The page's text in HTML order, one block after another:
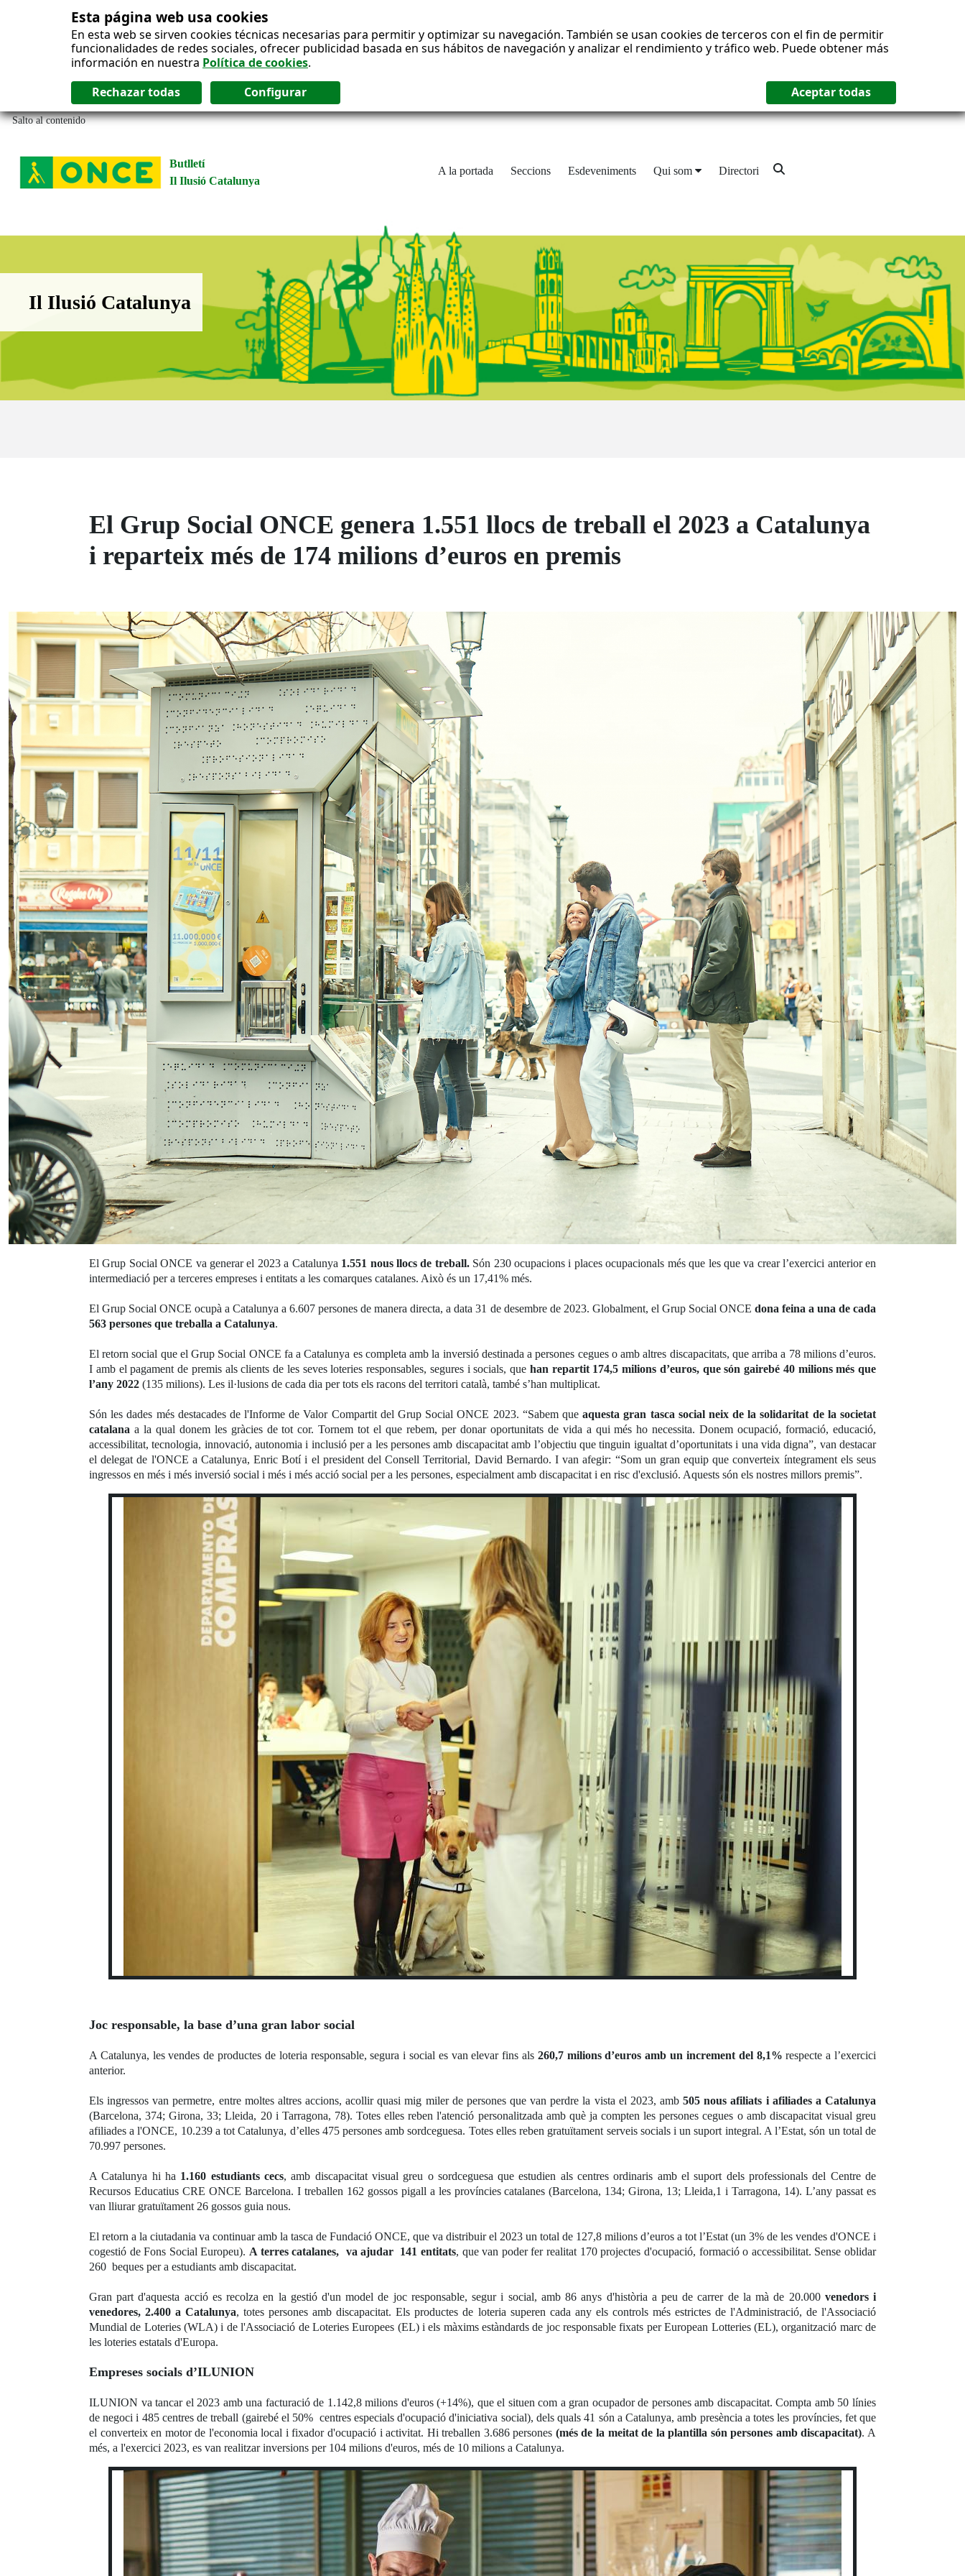
Esta página web usa cookies
En esta web se sirven cookies técnicas necesarias para permitir y optimizar su navegación. También se usan cookies de terceros con el fin de permitir
funcionalidades de redes sociales, ofrecer publicidad basada en sus hábitos de navegación y analizar el rendimiento y tráfico web. Puede obtener más
información en nuestra Política de cookies.
Salto al contenido
Butlletí
Il Ilusió Catalunya
A la portada Seccions Esdeveniments Qui som Directori
Boletín Il·lusió Catalunya
Il Ilusió Catalunya
El Grup Social ONCE genera 1.551 llocs de treball el 2023 a Catalunya
i reparteix més de 174 milions d’euros en premis
El Grup Social ONCE va generar el 2023 a Catalunya 1.551 nous llocs de treball.Són 230 ocupacions i places ocupacionals més que les que va crear l’exercici anterior en
intermediació per a terceres empreses i entitats a les comarques catalanes. Això és un 17,41% més.
El Grup Social ONCE ocupà a Catalunya a 6.607 persones de manera directa, a data 31 de desembre de 2023. Globalment, el Grup Social ONCE dona feina a una de cada
563 persones que treballa a Catalunya.
El retorn social que el Grup Social ONCE fa a Catalunya es completa amb la inversió destinada a persones cegues o amb altres discapacitats, que arriba a 78 milions d’euros.
I amb el pagament de premis als clients de les seves loteries responsables, segures i socials, que han repartit 174,5 milions d’euros, que són gairebé 40 milions més que
l’any 2022 (135 milions). Les il·lusions de cada dia per tots els racons del territori català, també s’han multiplicat.
Són les dades més destacades de l'Informe de Valor Compartit del Grup Social ONCE 2023. “Sabem queaquesta gran tasca social neix de la solidaritat de la societat
catalana a la qual donem les gràcies de tot cor. Tornem tot el que rebem, per donar oportunitats de vida a qui més ho necessita. Donem ocupació, formació, educació,
accessibilitat, tecnologia, innovació, autonomia i inclusió per a les persones amb discapacitat amb l’objectiu que tinguin igualtat d’oportunitats i una vida digna”, van destacar
el delegat de l'ONCE a Catalunya, Enric Botí i el president del Consell Territorial, David Bernardo. I van afegir: “Som un gran equip que converteix íntegrament els seus
ingressos en més i més inversió social i més i més acció social per a les persones, especialment amb discapacitat i en risc d'exclusió. Aquests són els nostres millors premis”.
Joc responsable, la base d’una gran labor social
A Catalunya, les vendes de productes de loteria responsable, segura i social es van elevar fins als 260,7 milions d’euros amb un increment del 8,1% respecte a l’exercici
anterior.
Els ingressos van permetre, entre moltes altres accions, acollir quasi mig miler de persones que van perdre la vista el 2023, amb505 nous afiliats i afiliades a Catalunya
(Barcelona, 374; Girona, 33; Lleida, 20 i Tarragona, 78). Totes elles reben l'atenció personalitzada amb què ja compten les persones cegues o amb discapacitat visual greu
afiliades a l'ONCE, 10.239 a tot Catalunya, d’elles 475 persones amb sordceguesa. Totes elles reben gratuïtament serveis socials i un suport integral. A l’Estat, són un total de
70.997 persones.
A Catalunya hi ha 1.160 estudiants cecs, amb discapacitat visual greu o sordceguesa que estudien als centres ordinaris amb el suport dels professionals del Centre de
Recursos Educatius CRE ONCE Barcelona. I treballen 162 gossos pigall a les províncies catalanes (Barcelona, 134; Girona, 13; Lleida,1 i Tarragona, 14). L’any passat es
van lliurar gratuïtament 26 gossos guia nous.
El retorn a la ciutadania va continuar amb la tasca de Fundació ONCE, que va distribuir el 2023 un total de 127,8 milions d’euros a tot l’Estat (un 3% de les vendes d'ONCE i
cogestió de Fons Social Europeu). A terres catalanes, va ajudar 141 entitats, que van poder fer realitat 170 projectes d'ocupació, formació o accessibilitat. Sense oblidar
260 beques per a estudiants amb discapacitat.
Gran part d'aquesta acció es recolza en la gestió d'un model de joc responsable, segur i social, amb 86 anys d'història a peu de carrer de la mà de 20.000 venedors i
venedores, 2.400 a Catalunya, totes persones amb discapacitat. Els productes de loteria superen cada any els controls més estrictes de l'Administració, de l'Associació
Mundial de Loteries (WLA) i de l'Associació de Loteries Europees (EL) i els màxims estàndards de joc responsable fixats per European Lotteries (EL), organització marc de
les loteries estatals d'Europa.
Empreses socials d’ILUNION
ILUNION va tancar el 2023 amb una facturació de 1.142,8 milions d'euros (+14%), que el situen com a gran ocupador de persones amb discapacitat. Compta amb 50 línies
de negoci i 485 centres de treball (gairebé el 50% centres especials d'ocupació d'iniciativa social), dels quals 41 són a Catalunya, amb presència a totes les províncies, fet que
el converteix en motor de l'economia local i fixador d'ocupació i activitat. Hi treballen 3.686 persones (més de la meitat de la plantilla són persones amb discapacitat). A
més, a l'exercici 2023, es van realitzar inversions per 104 milions d'euros, més de 10 milions a Catalunya.